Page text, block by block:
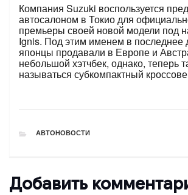
Компания Suzuki воспользуется
автосалоном в Токио для
премьеры своей новой модели под
Ignis. Под этим именем в последнее
японцы продавали в Европе и
небольшой хэтчбек, однако, теперь
называться субкомпактный
РУБРИКИ
АВТОНОВОСТИ
Добавить